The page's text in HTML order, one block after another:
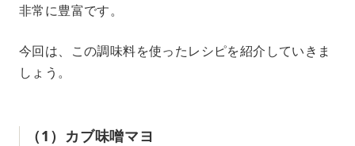
非常に豊富です。
今回は、この調味料を使ったレシピを紹介していきま
しょう。
（1）カブ味噌マヨ